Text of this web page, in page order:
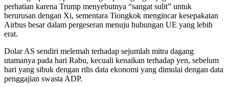
perhatian karena Trump menyebutnya “sangat sulit” untuk
berurusan dengan Xi, sementara Tiongkok mengincar kesepakatan
Airbus besar dalam pergeseran menuju hubungan UE yang lebih
erat.
Dolar AS sendiri melemah terhadap sejumlah mitra dagang
utamanya pada hari Rabu, kecuali kenaikan terhadap yen, sebelum
hari yang sibuk dengan rilis data ekonomi yang dimulai dengan data
penggajian swasta ADP.